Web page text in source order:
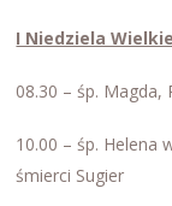
I Niedziela
08.30 – śp.
10.00 – śp. Helena
śmierci Sugier